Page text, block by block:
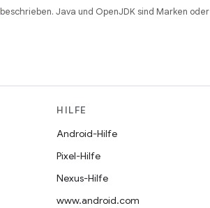
beschrieben. Java und OpenJDK sind Marken oder
HILFE
Android-Hilfe
Pixel-Hilfe
Nexus-Hilfe
www.android.com